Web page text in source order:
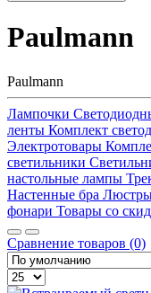
Paulmann
Paulmann
Лампочки
ленты Комплект
Электротовары
светильники
настольные лампы
Настенные бра
фонари Товары со
Сравнение товаров (0)